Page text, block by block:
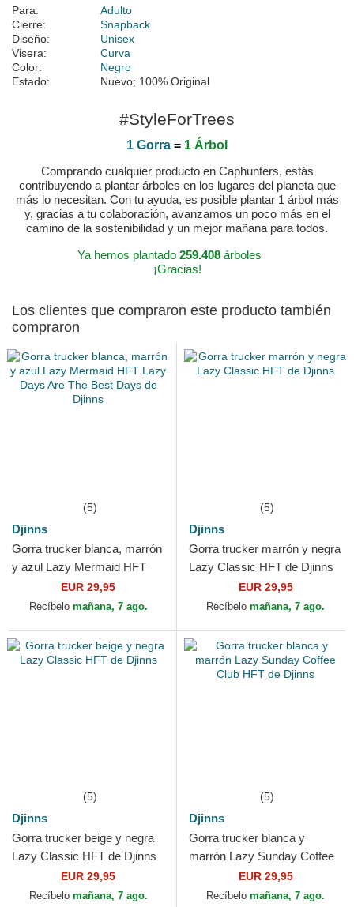
Para:
Adulto
Cierre:
Snapback
Diseño:
Unisex
Visera:
Curva
Color:
Negro
Estado:
Nuevo; 100% Original
#StyleForTrees
1 Gorra = 1 Árbol
Comprando cualquier producto en Caphunters, estás
contribuyendo a plantar árboles en los lugares del planeta que
más lo necesitan. Con tu ayuda, es posible plantar 1 árbol más
y, gracias a tu colaboración, avanzamos un poco más en el
camino de la sostenibilidad y un mejor mañana para todos.
Ya hemos plantado 259.408 árboles
¡Gracias!
Los clientes que compraron este producto también
compraron
(5)
Djinns
Gorra trucker blanca, marrón
y azul Lazy Mermaid HFT
Lazy Days Are The Best
Days de Djinns
EUR 29,95
Recíbelo mañana, 7 ago.
(5)
Djinns
Gorra trucker marrón y negra
Lazy Classic HFT de Djinns
EUR 29,95
Recíbelo mañana, 7 ago.
(5)
Djinns
Gorra trucker beige y negra
Lazy Classic HFT de Djinns
EUR 29,95
Recíbelo mañana, 7 ago.
(5)
Djinns
Gorra trucker blanca y
marrón Lazy Sunday Coffee
Club HFT de Djinns
EUR 29,95
Recíbelo mañana, 7 ago.